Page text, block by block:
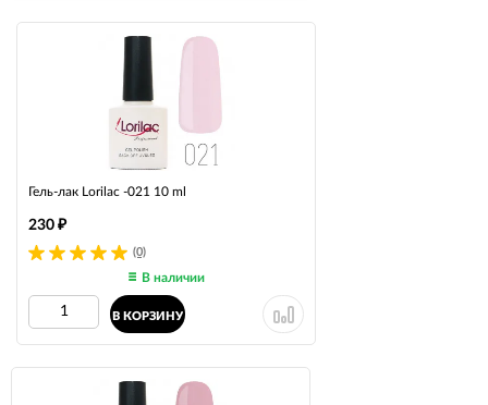
Гель-лак Lorilac -021 10 ml
(0)
230 ₽
В наличии
В КОРЗИНУ